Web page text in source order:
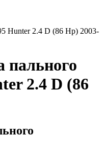
Hunter 2.4 D (86 Hp) 2003-
пального
2.4 D (86